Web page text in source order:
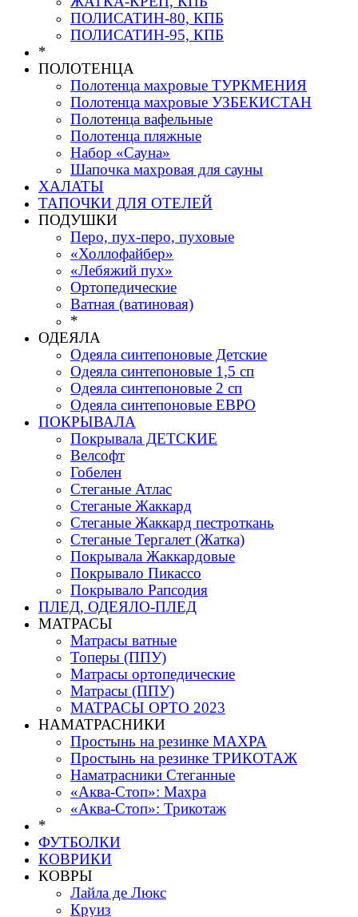
ПОЛИСАТИН-80, КПБ
ПОЛИСАТИН-95, КПБ
*
ПОЛОТЕНЦА
Полотенца махровые ТУРКМЕНИЯ
Полотенца махровые УЗБЕКИСТАН
Полотенца вафельные
Полотенца пляжные
Набор «Сауна»
Шапочка махровая для сауны
ХАЛАТЫ
ТАПОЧКИ ДЛЯ ОТЕЛЕЙ
ПОДУШКИ
Перо, пух-перо, пуховые
«Холлофайбер»
«Лебяжий пух»
Ортопедические
Ватная (ватиновая)
*
ОДЕЯЛА
Одеяла синтепоновые Детские
Одеяла синтепоновые 1,5 сп
Одеяла синтепоновые 2 сп
Одеяла синтепоновые ЕВРО
ПОКРЫВАЛА
Покрывала ДЕТСКИЕ
Велсофт
Гобелен
Стеганые Атлас
Стеганые Жаккард
Стеганые Жаккард пестроткань
Стеганые Тергалет (Жатка)
Покрывала Жаккардовые
Покрывало Пикассо
Покрывало Рапсодия
ПЛЕД, ОДЕЯЛО-ПЛЕД
МАТРАСЫ
Матраcы ватные
Топеры (ППУ)
Матрасы ортопедические
Матрасы (ППУ)
МАТРАСЫ ОРТО 2023
НАМАТРАСНИКИ
Простынь на резинке МАХРА
Простынь на резинке ТРИКОТАЖ
Наматрасники Стеганные
«Аква-Стоп»: Махра
«Аква-Стоп»: Трикотаж
*
ФУТБОЛКИ
КОВРИКИ
КОВРЫ
Лайла де Люкс
Круиз